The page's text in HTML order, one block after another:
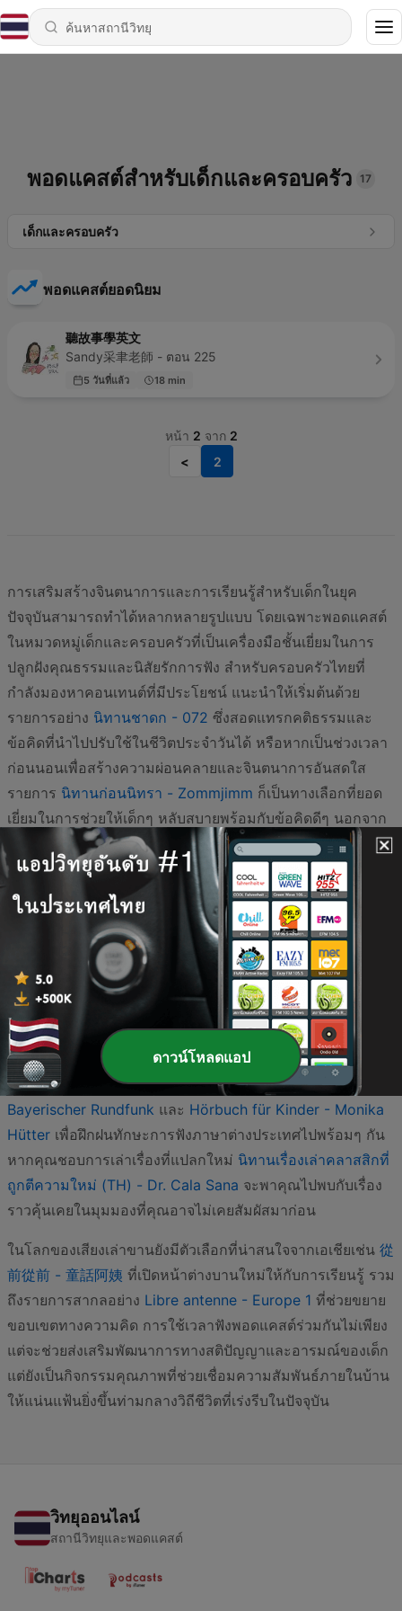
พอดแคสต์สำหรับเด็กและครอบครัว 17
เด็กและครอบครัว
พอดแคสต์ยอดนิยม
聽故事學英文
Sandy采聿老師 - ตอน 225
5 วันที่แล้ว 18 min
หน้า 2 จาก 2
<
2
การเสริมสร้างจินตนาการและการเรียนรู้สำหรับเด็กในยุค
ปัจจุบันสามารถทำได้หลากหลายรูปแบบ โดยเฉพาะพอดแคสต์
ในหมวดหมู่เด็กและครอบครัวที่เป็นเครื่องมือชั้นเยี่ยมในการ
ปลูกฝังคุณธรรมและนิสัยรักการฟัง สำหรับครอบครัวไทยที่
กำลังมองหาคอนเทนต์ที่มีประโยชน์ แนะนำให้เริ่มต้นด้วย
รายการอย่าง นิทานชาดก - 072 ซึ่งสอดแทรกคติธรรมและ
ข้อคิดที่นำไปปรับใช้ในชีวิตประจำวันได้ หรือหากเป็นช่วงเวลา
ก่อนนอนเพื่อสร้างความผ่อนคลายและจินตนาการอันสดใส
รายการ นิทานก่อนนิทรา - Zommjimm ก็เป็นทางเลือกที่ยอด
เยี่ยมในการช่วยให้เด็กๆ หลับสบายพร้อมกับข้อคิดดีๆ นอกจาก
นี้ยังมีรายการอย่างDhamma Kids Podcast - Unknown
ที่นำ
เสนอเรื่องราวธรรมะที่เข้าใจง่ายสำหรับเยาวชนไทย
นอกจากการเรียนรู้ผ่านนิทานพื้นบ้านและธรรมะแล้ว การเปิด
โอกาสให้เด็กๆ ได้สัมผัสกับภาษาและวัฒนธรรมสากลก็มีความ
สำคัญไม่แพ้กัน รายการอย่าง
The Arthur Podcast - GBH &
PBS Kids
มอบความสนุกสนานและบทเรียนชีวิตผ่านตัวละครที่
เป็นมิตร สำหรับบ้านที่ต้องการเน้นสาระความรู้เชิงวิทยาศาสตร์
Kinder wollen's wissen - Haus der Wissenschaft
Braunschweigคือพอดแคสต์ที่น่าสนใจอย่างยิ่ง หรืออาจลอง
เลือกฟังเรื่องเล่าจากเยอรมนีอย่างGeschichten für Kinder -
Bayerischer Rundfunk และ Hörbuch für Kinder - Monika
Hütter เพื่อฝึกฝนทักษะการฟังภาษาต่างประเทศไปพร้อมๆ กัน
หากคุณชอบการเล่าเรื่องที่แปลกใหม่ นิทานเรื่องเล่าคลาสสิกที่
ถูกตีความใหม่ (TH) - Dr. Cala Sana จะพาคุณไปพบกับเรื่อง
ราวคุ้นเคยในมุมมองที่คุณอาจไม่เคยสัมผัสมาก่อน
ในโลกของเสียงเล่าขานยังมีตัวเลือกที่น่าสนใจจากเอเชียเช่น 從
前從前 - 童話阿姨 ที่เปิดหน้าต่างบานใหม่ให้กับการเรียนรู้ รวม
ถึงรายการสากลอย่าง Libre antenne - Europe 1 ที่ช่วยขยาย
ขอบเขตทางความคิด การใช้เวลาฟังพอดแคสต์ร่วมกันไม่เพียง
แต่จะช่วยส่งเสริมพัฒนาการทางสติปัญญาและอารมณ์ของเด็ก
แต่ยังเป็นกิจกรรมคุณภาพที่ช่วยเชื่อมความสัมพันธ์ภายในบ้าน
ให้แน่นแฟ้นยิ่งขึ้นท่ามกลางวิถีชีวิตที่เร่งรีบในปัจจุบัน
วิทยุออนไลน์
สถานีวิทยุและพอดแคสต์
ดาวน์โหลดแอป